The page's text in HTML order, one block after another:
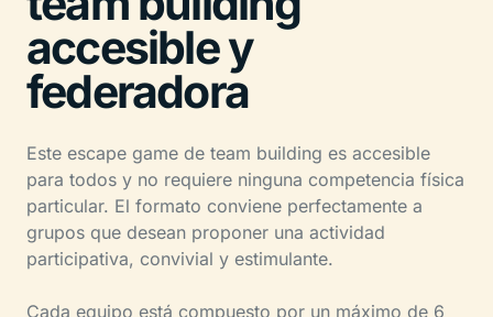
accesible y
federadora
Este escape game de team building es accesible
para todos y no requiere ninguna competencia física
particular. El formato conviene perfectamente a
grupos que desean proponer una actividad
participativa, convivial y estimulante.
Cada equipo está compuesto por un máximo de 6